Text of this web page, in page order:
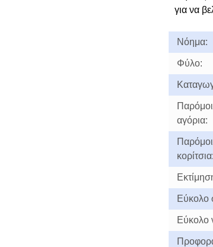
για να
Νόημα:
Φύλο:
αγόρια:
κορίτσια:
Εύκολο
Εύκολο